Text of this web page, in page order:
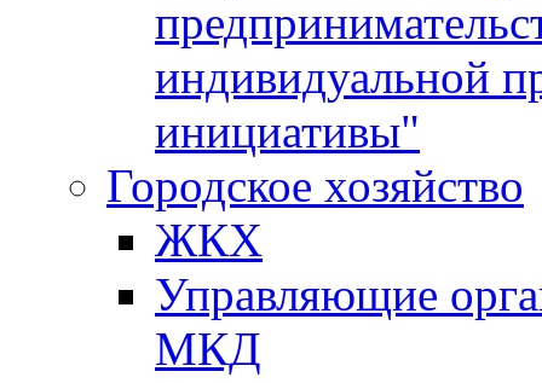
индивидуальной
инициативы"
Городское хозяйство
ЖКХ
Управляющие
МКД